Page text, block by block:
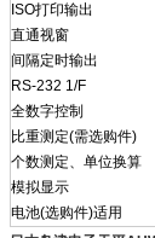
ISO打印输出
直通视窗
间隔定时输出
RS-232 1/F
全数字控制
比重测定(需选购件)
个数测定、单位换算
模拟显示
电池(选购件)适用